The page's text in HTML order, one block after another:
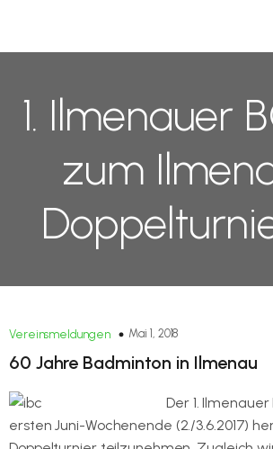
1. Ilmenauer
zum
Vereinsmeldungen Mai 1, 2018
60 Jahre Badminton in Ilmenau
Der 1.
ersten Juni-Wochenende (2./3.6.2017)